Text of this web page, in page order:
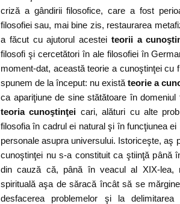
criză a gândirii filosofice, care a fost
filosofiei sau, mai bine zis, restaurarea
a făcut cu ajutorul acestei teorii a
filosofi şi cercetători în ale filosofiei în
moment-dat, această teorie a cunoştinţei cu
spunem de la început: nu există teorie a
ca apariţiune de sine stătătoare în
teoria cunoştinţei cari, alături cu alte
filosofia în cadrul ei natural şi în funcţiunea
personale asupra universului. Istoriceşte, aş
cunoştinţei nu s-a constituit ca ştiinţă până
din cauză că, până în veacul al XIX-lea,
spirituală aşa de săracă încât să se
desfacerea problemelor şi la